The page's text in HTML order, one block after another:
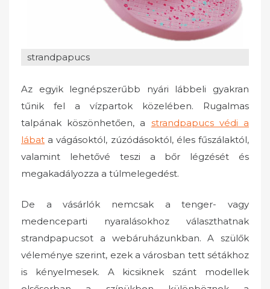
strandpapucs
Az egyik legnépszerűbb nyári lábbeli gyakran
tűnik fel a vízpartok közelében. Rugalmas
talpának köszönhetően, a strandpapucs védi a
lábat a vágásoktól, zúzódásoktól, éles fűszálaktól,
valamint lehetővé teszi a bőr légzését és
megakadályozza a túlmelegedést.
De a vásárlók nemcsak a tenger- vagy
medenceparti nyaralásokhoz választhatnak
strandpapucsot a webáruházunkban. A szülők
véleménye szerint, ezek a városban tett sétákhoz
is kényelmesek. A kicsiknek szánt modellek